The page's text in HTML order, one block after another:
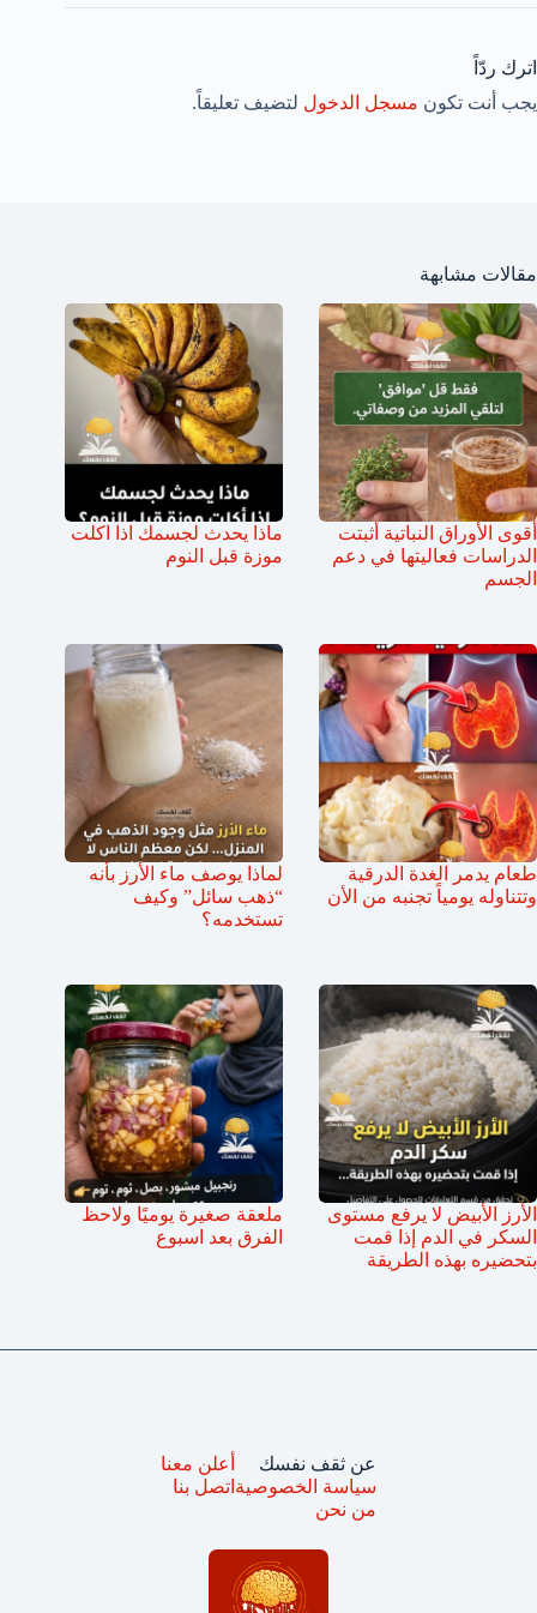
اترك ردّاً
يجب أنت تكون مسجل الدخول لتضيف تعليقاً.
مقالات مشابهة
أقوى الأوراق النباتية أثبتت
الدراسات فعاليتها في دعم
الجسم
ماذا يحدث لجسمك اذا اكلت
موزة قبل النوم
طعام يدمر الغدة الدرقية
وتتناوله يومياً تجنبه من الأن
لماذا يوصف ماء الأرز بأنه
“ذهب سائل” وكيف
تستخدمه؟
الأرز الأبيض لا يرفع مستوى
السكر في الدم إذا قمت
بتحضيره بهذه الطريقة
ملعقة صغيرة يوميًا ولاحظ
الفرق بعد اسبوع
عن ثقف نفسك
سياسة الخصوصية
من نحن
أعلن معنا
اتصل بنا